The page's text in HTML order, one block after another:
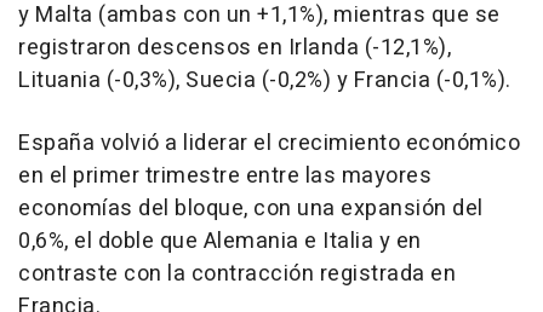
y Malta (ambas con un +1,1%), mientras que se
registraron descensos en Irlanda (-12,1%),
Lituania (-0,3%), Suecia (-0,2%) y Francia (-0,1%).
España volvió a liderar el crecimiento económico
en el primer trimestre entre las mayores
economías del bloque, con una expansión del
0,6%, el doble que Alemania e Italia y en
contraste con la contracción registrada en